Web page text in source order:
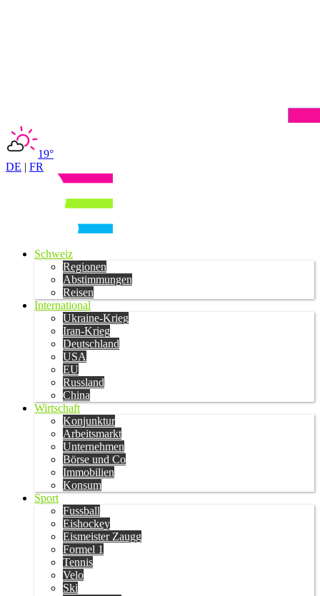
19°
DE | FR
Schweiz
Regionen
Abstimmungen
Reisen
International
Ukraine-Krieg
Iran-Krieg
Deutschland
USA
EU
Russland
China
Wirtschaft
Konjunktur
Arbeitsmarkt
Unternehmen
Börse und Co
Immobilien
Konsum
Sport
Fussball
Eishockey
Eismeister Zaugg
Formel 1
Tennis
Velo
Ski